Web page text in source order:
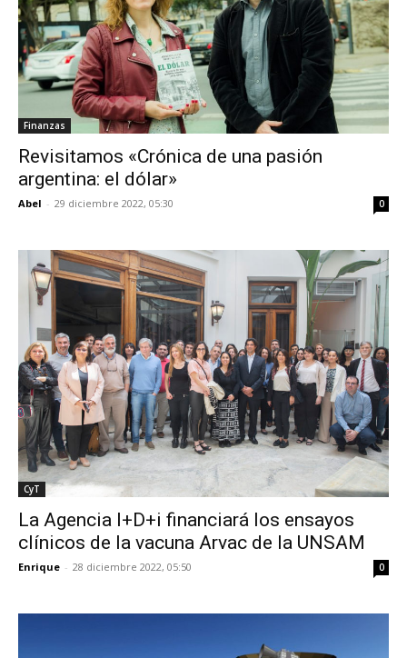
Finanzas
Revisitamos «Crónica de una pasión
argentina: el dólar»
Abel - 29 diciembre 2022, 05:30 0
CyT
La Agencia I+D+i financiará los ensayos
clínicos de la vacuna Arvac de la UNSAM
Enrique - 28 diciembre 2022, 05:50 0